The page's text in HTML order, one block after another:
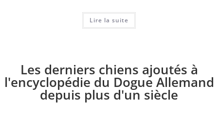
Lire la suite
Les derniers chiens ajoutés à
l'encyclopédie du Dogue Allemand
depuis plus d'un siècle